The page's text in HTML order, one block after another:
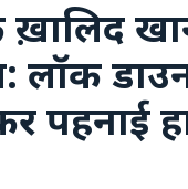
लॉक
पहनाई